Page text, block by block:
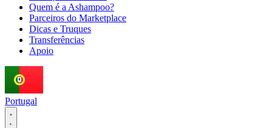
Quem é a Ashampoo?
Parceiros do Marketplace
Dicas e Truques
Transferências
Apoio
Portugal